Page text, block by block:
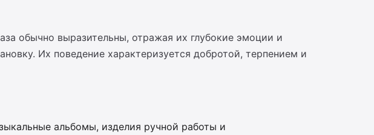
обычно выразительны, отражая их глубокие эмоции и
Их поведение характеризуется добротой, терпением и
альбомы, изделия ручной работы и